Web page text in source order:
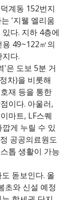
계동 152번지
'지웰 엘리움
다. 지하 4층에
49~122㎡의
다.
'은 도보 5분 거
차)을 비롯해
재 등을 통한
이다. 아울러,
마트, LF스퀘
게 누릴 수 있
공공의료원도
톱 생활이 가능
돋보인다. 올
초와 신설 예정